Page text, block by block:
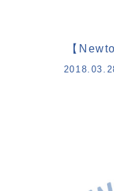
【